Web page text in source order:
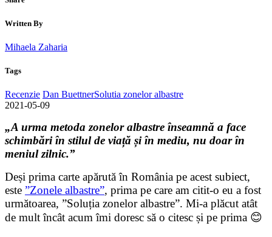
Written By
Mihaela Zaharia
Tags
Recenzie Dan BuettnerSolutia zonelor albastre
2021-05-09
„A urma metoda zonelor albastre înseamnă a face
schimbări în stilul de viață și în mediu, nu doar în
meniul zilnic.”
Deși prima carte apărută în România pe acest subiect,
este ”Zonele albastre”, prima pe care am citit-o eu a fost
următoarea, ”Soluția zonelor albastre”. Mi-a plăcut atât
de mult încât acum îmi doresc să o citesc și pe prima 😊